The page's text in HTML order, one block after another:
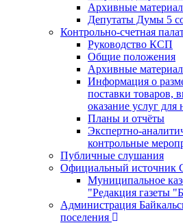
Архивные
Депутаты Думы 5
Контрольно-счетная
Руководство КСП
Общие положения
Архивные
Информация о
поставки товаров,
оказание услуг
Планы и отчёты
Экспертно-
контрольные
Публичные слушания
Официальный
Муниципальное
"Редакция газеты
Администрация
поселения